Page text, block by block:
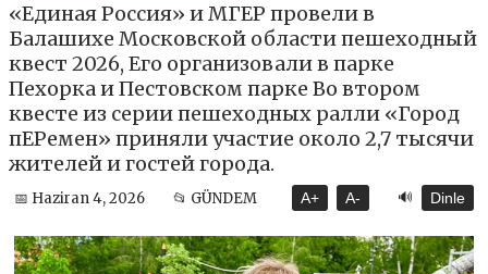
«Единая Россия» и МГЕР провели в
Балашихе Московской области пешеходный
квест 2026, Его организовали в парке
Пехорка и Пестовском парке Во втором
квесте из серии пешеходных ралли «Город
пЕРемен» приняли участие около 2,7 тысячи
жителей и гостей города.
📅 Haziran 4, 2026 📂 GÜNDEM A+ A- 🔊 Dinle